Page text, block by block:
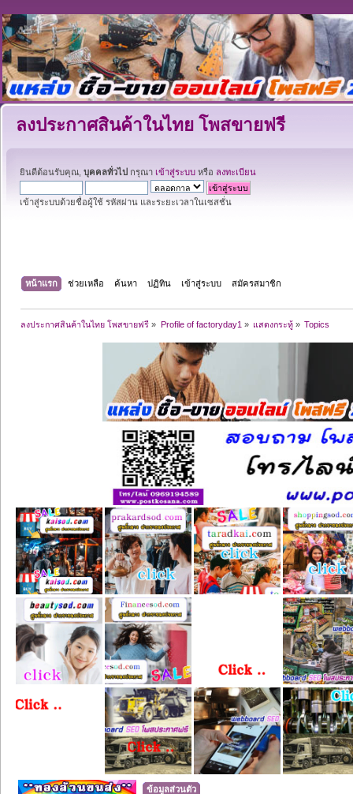
ลงประกาศสินค้าในไทย โพสขายฟรี
ยินดีต้อนรับคุณ, บุคคลทั่วไป กรุณา เข้าสู่ระบบ หรือ ลงทะเบียน
เข้าสู่ระบบด้วยชื่อผู้ใช้ รหัสผ่าน และระยะเวลาในเซสชั่น
หน้าแรก ช่วยเหลือ ค้นหา ปฏิทิน เข้าสู่ระบบ สมัครสมาชิก
ลงประกาศสินค้าในไทย โพสขายฟรี » Profile of factoryday1 » แสดงกระทู้» Topics
ข้อมูลส่วนตัว